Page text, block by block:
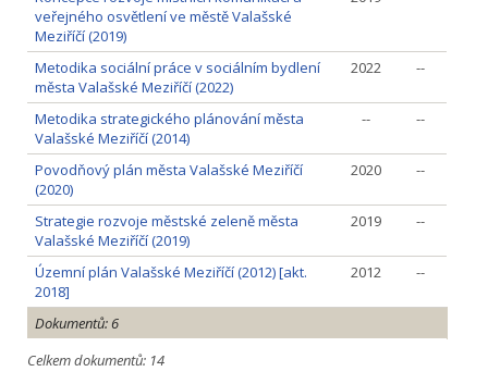
veřejného osvětlení ve městě Valašské
Meziříčí (2019)
Metodika sociální práce v sociálním bydlení
města Valašské Meziříčí (2022)
2022 --
Metodika strategického plánování města
Valašské Meziříčí (2014)
-- --
Povodňový plán města Valašské Meziříčí
(2020)
2020 --
Strategie rozvoje městské zeleně města
Valašské Meziříčí (2019)
2019 --
Územní plán Valašské Meziříčí (2012) [akt.
2018]
2012 --
Dokumentů: 6
Celkem dokumentů: 14